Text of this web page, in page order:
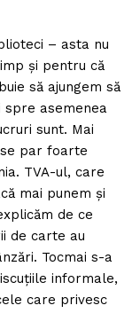
– asta nu
și pentru că
să ajungem să
spre asemenea
sunt. Mai
par foarte
TVA-ul, care
mai punem și
de ce
de carte au
Tocmai s-a
informale,
care privesc